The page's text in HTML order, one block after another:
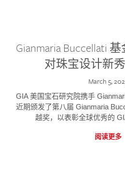
Gianmaria Buccellati
对珠宝设计新
March 5,
GIA 美国宝石研究院携手
近期颁发了第八届 Gianmaria
越奖，以表彰全球优秀的
阅读更多